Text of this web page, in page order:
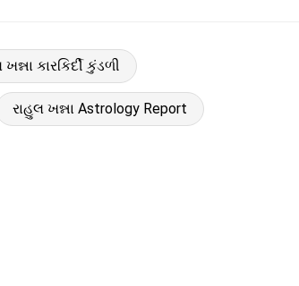
કારકિર્દી કુંડળી
રાહુલ ખન્ના Astrology Report